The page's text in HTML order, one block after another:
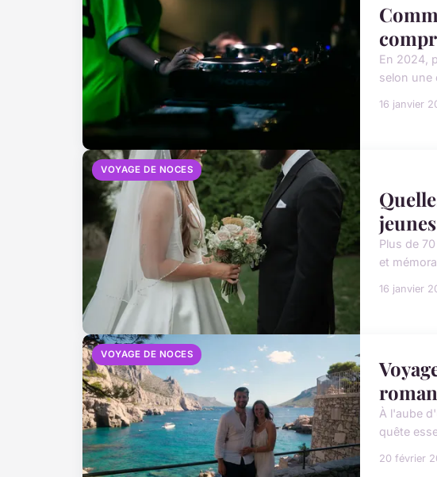
En 2024,
selon une
16 janvier
VOYAGE DE NOCES
Plus de
et
16 janvier
VOYAGE DE NOCES
À l'aube
quête
20 février